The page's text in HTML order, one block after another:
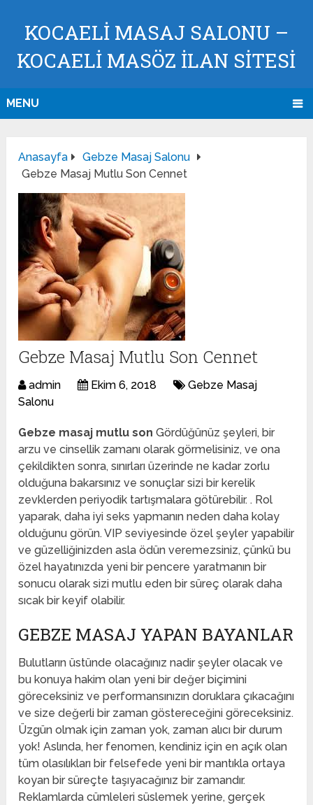
KOCAELI MASAJ SALONU –
KOCAELI MASÖZ İLAN SİTESİ
MENU
Anasayfa
Gebze Masaj Salonu
Gebze Masaj Mutlu Son Cennet
Gebze Masaj Mutlu Son Cennet
admin Ekim 6, 2018
Gebze Masaj
Salonu
Gebze masaj mutlu son Gördüğünüz şeyleri, bir
arzu ve cinsellik zamanı olarak görmelisiniz, ve ona
çekildikten sonra, sınırları üzerinde ne kadar zorlu
olduğuna bakarsınız ve sonuçlar sizi bir kerelik
zevklerden periyodik tartışmalara götürebilir. . Rol
yaparak, daha iyi seks yapmanın neden daha kolay
olduğunu görün. VIP seviyesinde özel şeyler yapabilir
ve güzelliğinizden asla ödün veremezsiniz, çünkü bu
özel hayatınızda yeni bir pencere yaratmanın bir
sonucu olarak sizi mutlu eden bir süreç olarak daha
sıcak bir keyif olabilir.
GEBZE MASAJ YAPAN BAYANLAR
Bulutların üstünde olacağınız nadir şeyler olacak ve
bu konuya hakim olan yeni bir değer biçimini
göreceksiniz ve performansınızın doruklara çıkacağını
ve size değerli bir zaman göstereceğini göreceksiniz.
Üzgün ​​olmak için zaman yok, zaman alıcı bir durum
yok! Aslında, her fenomen, kendiniz için en açık olan
tüm olasılıkları bir felsefede yeni bir mantıkla ortaya
koyan bir süreçte taşıyacağınız bir zamandır.
Reklamlarda cümleleri süslemek yerine, gerçek